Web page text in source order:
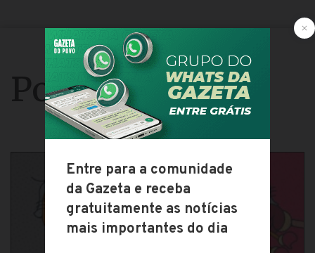
Política